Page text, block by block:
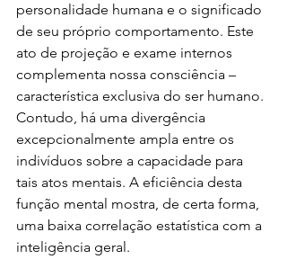
personalidade humana e o significado
de seu próprio comportamento. Este
ato de projeção e exame internos
complementa nossa consciência –
característica exclusiva do ser humano.
Contudo, há uma divergência
excepcionalmente ampla entre os
indivíduos sobre a capacidade para
tais atos mentais. A eficiência desta
função mental mostra, de certa forma,
uma baixa correlação estatística com a
inteligência geral.